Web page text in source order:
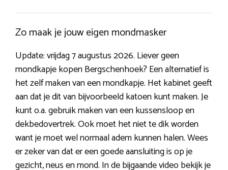
Zo maak je jouw eigen mondmasker
Update: vrijdag 7 augustus 2026. Liever geen
mondkapje kopen Bergschenhoek? Een alternatief is
het zelf maken van een mondkapje. Het kabinet geeft
aan dat je dit van bijvoorbeeld katoen kunt maken. Je
kunt o.a. gebruik maken van een kussensloop en
dekbedovertrek. Ook moet het niet te dik worden
want je moet wel normaal adem kunnen halen. Wees
er zeker van dat er een goede aansluiting is op je
gezicht, neus en mond. In de bijgaande video bekijk je